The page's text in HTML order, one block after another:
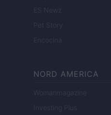
ES Newz
Pet Story
Encocina
NORD AMERICA
Womanmagazine
Investing Plus